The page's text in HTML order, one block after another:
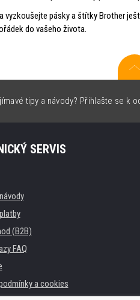
vyzkoušejte pásky a štítky Brother
do vašeho života.
tipy a návody? Přihlašte se k
SERVIS
(B2B)
FAQ
a cookies